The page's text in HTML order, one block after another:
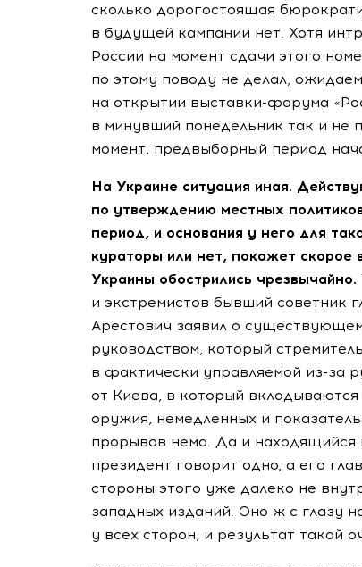
сколько дорогостоящая
в будущей кампании нет. Хотя
России на момент сдачи этого
по этому поводу не делал,
на открытии выставки-форума
в минувший понедельник так и не
момент, предвыборный период
На Украине ситуация иная.
по утверждению местных
период, и основания у него для
кураторы или нет, покажет скорое
Украины обострились чрезвычайно.
и экстремистов бывший советник
Арестович заявил о
руководством, который
в фактически управляемой из-за
от Киева, в который вкладываются
оружия, немедленных и
прорывов нема. Да и
президент говорит одно, а его
стороны этого уже далеко не
западных изданий. Оно ж с глазу
у всех сторон, и результат такой